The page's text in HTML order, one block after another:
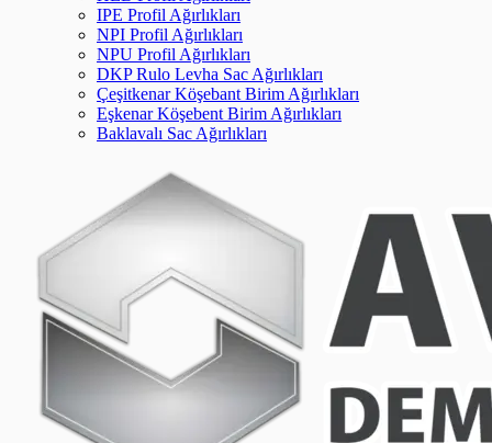
IPE Profil Ağırlıkları
NPI Profil Ağırlıkları
NPU Profil Ağırlıkları
DKP Rulo Levha Sac Ağırlıkları
Çeşitkenar Köşebant Birim Ağırlıkları
Eşkenar Köşebent Birim Ağırlıkları
Baklavalı Sac Ağırlıkları